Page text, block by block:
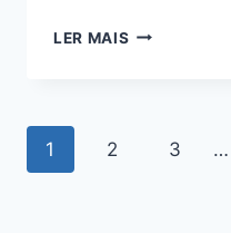
LER MAIS
1 2 3 …